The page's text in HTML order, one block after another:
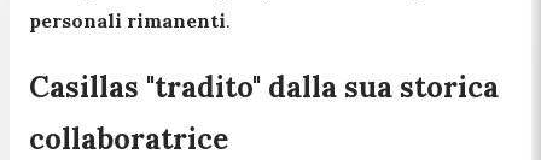
personali rimanenti.
Casillas "tradito" dalla sua storica
collaboratrice